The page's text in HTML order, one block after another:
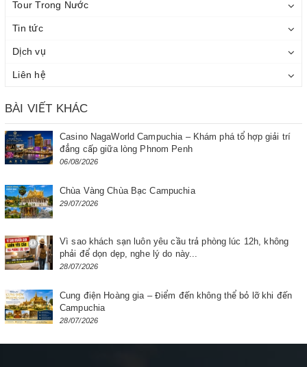
Tour Trong Nước
Tin tức
Dịch vụ
Liên hệ
BÀI VIẾT KHÁC
Casino NagaWorld Campuchia – Khám phá tổ hợp giải trí
đẳng cấp giữa lòng Phnom Penh
06/08/2026
Chùa Vàng Chùa Bạc Campuchia
29/07/2026
Vì sao khách sạn luôn yêu cầu trả phòng lúc 12h, không
phải để dọn dẹp, nghe lý do này...
28/07/2026
Cung điện Hoàng gia – Điểm đến không thể bỏ lỡ khi đến
Campuchia
28/07/2026